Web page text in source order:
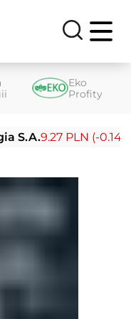
Eko
Profity
9.27 PLN (-0.14%)